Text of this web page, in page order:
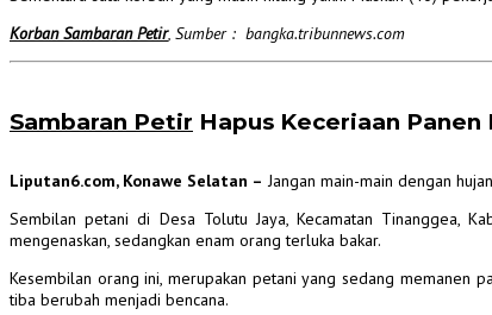
Korban Sambaran Petir, Sumber : bangka.tribunnews.com
Sambaran Petir Hapus Keceriaan
Liputan6.com, Konawe Selatan – Jangan main-main dengan
Sembilan petani di Desa Tolutu Jaya, Kecamatan Tinanggea,
mengenaskan, sedangkan enam orang terluka bakar.
Kesembilan orang ini, merupakan petani yang sedang memanen
tiba berubah menjadi bencana.